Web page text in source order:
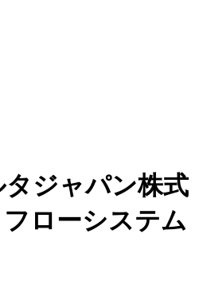
ジャパン株式
ローシステム